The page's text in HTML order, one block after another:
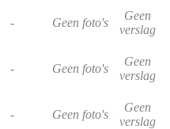
- Geen foto's
Geen
verslag
- Geen foto's
Geen
verslag
- Geen foto's
Geen
verslag